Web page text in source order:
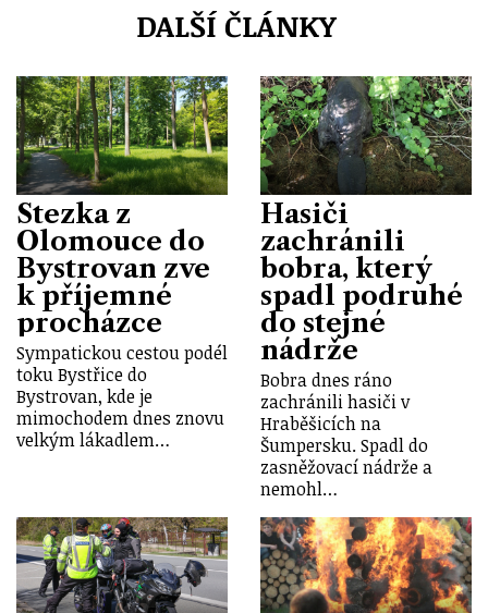
DALŠÍ ČLÁNKY
Stezka z
Olomouce do
Bystrovan zve
k příjemné
procházce
Sympatickou cestou podél
toku Bystřice do
Bystrovan, kde je
mimochodem dnes znovu
velkým lákadlem…
Hasiči
zachránili
bobra, který
spadl podruhé
do stejné
nádrže
Bobra dnes ráno
zachránili hasiči v
Hraběšicích na
Šumpersku. Spadl do
zasněžovací nádrže a
nemohl…